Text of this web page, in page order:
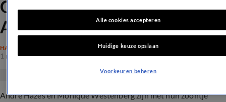
Grote discussie om video
André en Monique
HAZES
1 mei 2024, 16:13
André Hazes en Monique Westenberg zijn met hun zoontje
Alle cookies accepteren
Huidige keuze opslaan
Voorkeuren beheren